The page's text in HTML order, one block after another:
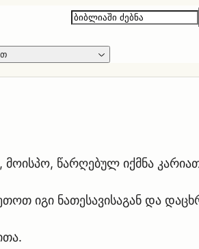
წარღებულ იქმნა
იგი ნათესავისაგან და